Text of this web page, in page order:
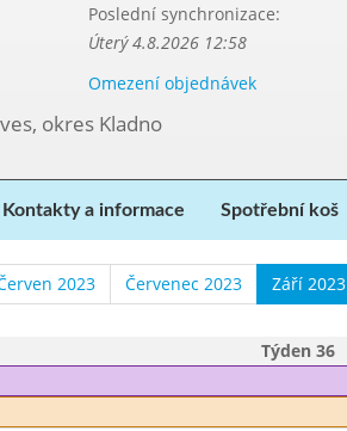
Poslední synchronizace:
Úterý 4.8.2026 12:58
Omezení objednávek
okres Kladno
Kontakty a informace Spotřební koš
2023 Červenec 2023 Září 2023
Týden 36